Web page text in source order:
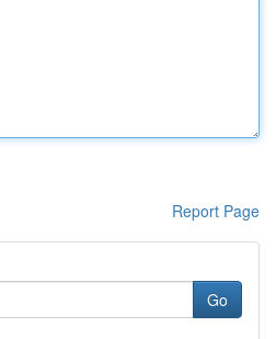
Report Page
Go